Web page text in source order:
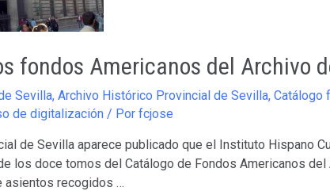
fondos Americanos del Archivo
Sevilla, Archivo Histórico Provincial de Sevilla, Catálogo
de digitalización/ Por fcjose
de Sevilla aparece publicado que el Instituto Hispano
los doce tomos del Catálogo de Fondos Americanos
asientos recogidos …